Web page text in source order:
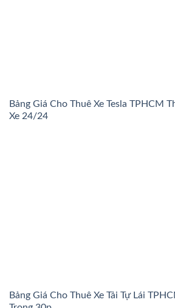
Bảng Giá Cho Thuê Xe Tesla TPHCM
Xe 24/24
Bảng Giá Cho Thuê Xe Tải Tự Lái